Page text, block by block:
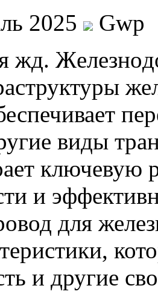
2025
Gwp
жд.
виды
ключевую
и
для
и другие